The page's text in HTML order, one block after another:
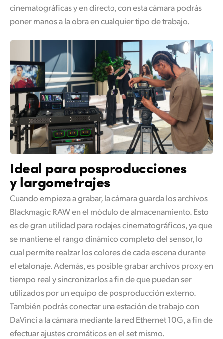
cinematográficas y en directo, con esta cámara podrás
poner manos a la obra en cualquier tipo de trabajo.
Ideal para posproducciones
y largometrajes
Cuando empieza a grabar, la cámara guarda los archivos
Blackmagic RAW en el módulo de almacenamiento. Esto
es de gran utilidad para rodajes cinematográficos, ya que
se mantiene el rango dinámico completo del sensor, lo
cual permite realzar los colores de cada escena durante
el etalonaje. Además, es posible grabar archivos proxy en
tiempo real y sincronizarlos a fin de que puedan ser
utilizados por un equipo de posproducción externo.
También podrás conectar una estación de trabajo con
DaVinci a la cámara mediante la red Ethernet 10G, a fin de
efectuar ajustes cromáticos en el set mismo.